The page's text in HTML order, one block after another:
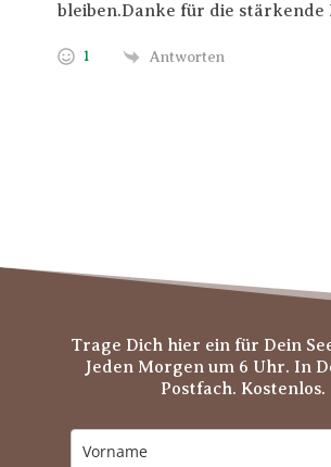
bleiben.Danke für die stärkende
1 Antworten
Trage Dich hier ein für Dein
Jeden Morgen um 6 Uhr. In
Postfach. Kostenlos.